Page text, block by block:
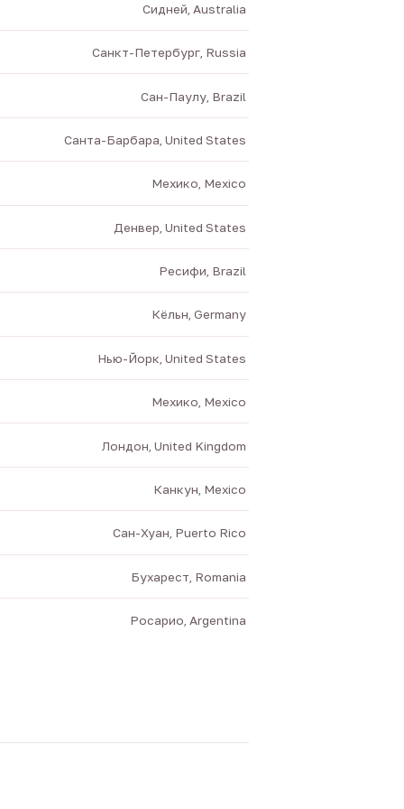
Сидней, Australia
Санкт-Петербург, Russia
Сан-Паулу, Brazil
Санта-Барбара, United States
Мехико, Mexico
Денвер, United States
Ресифи, Brazil
Кёльн, Germany
Нью-Йорк, United States
Мехико, Mexico
Лондон, United Kingdom
Канкун, Mexico
Сан-Хуан, Puerto Rico
Бухарест, Romania
Росарио, Argentina